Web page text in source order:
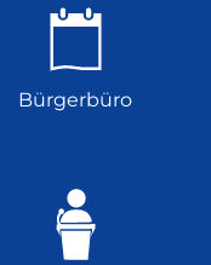
Bürgerbüro